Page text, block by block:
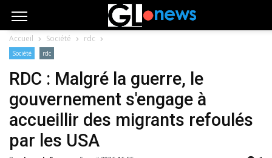
Accueil Société rdc
Société rdc
RDC : Malgré la guerre, le
gouvernement s'engage à
accueillir des migrants refoulés
par les USA